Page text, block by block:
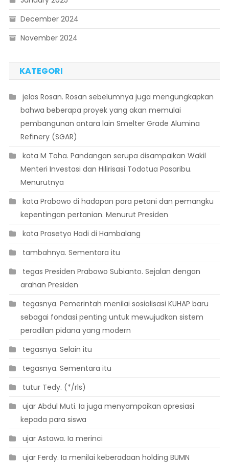
December 2024
November 2024
KATEGORI
 jelas Rosan. Rosan sebelumnya juga mengungkapkan
bahwa beberapa proyek yang akan memulai
pembangunan antara lain Smelter Grade Alumina
Refinery (SGAR)
 kata M Toha. Pandangan serupa disampaikan Wakil
Menteri Investasi dan Hilirisasi Todotua Pasaribu.
Menurutnya
 kata Prabowo di hadapan para petani dan pemangku
kepentingan pertanian. Menurut Presiden
 kata Prasetyo Hadi di Hambalang
 tambahnya. Sementara itu
 tegas Presiden Prabowo Subianto. Sejalan dengan
arahan Presiden
 tegasnya. Pemerintah menilai sosialisasi KUHAP baru
sebagai fondasi penting untuk mewujudkan sistem
peradilan pidana yang modern
 tegasnya. Selain itu
 tegasnya. Sementara itu
 tutur Tedy. (*/rls)
 ujar Abdul Muti. Ia juga menyampaikan apresiasi
kepada para siswa
 ujar Astawa. Ia merinci
 ujar Ferdy. Ia menilai keberadaan holding BUMN